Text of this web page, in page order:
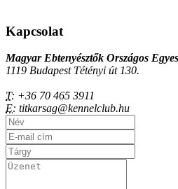
Kapcsolat
Magyar Ebtenyésztők Országos
1119 Budapest Tétényi út 130.
T: +36 70 465 3911
E: titkarsag@kennelclub.hu